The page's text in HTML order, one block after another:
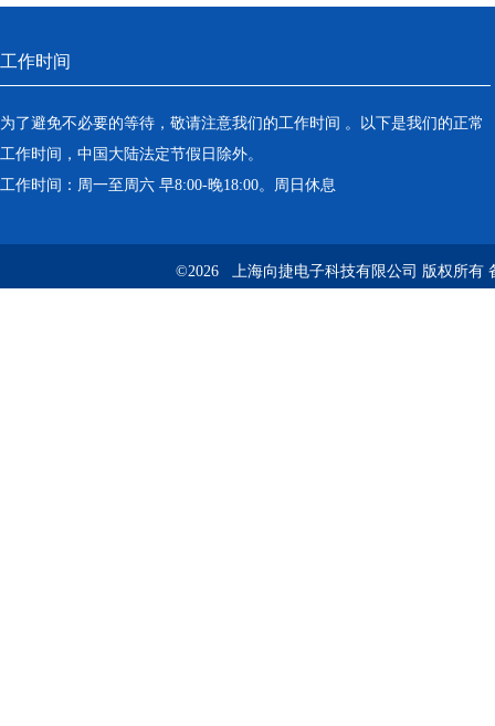
工作时间
为了避免不必要的等待，敬请注意我们的工作时间 。以下是我们的正常
工作时间，中国大陆法定节假日除外。
工作时间：周一至周六 早8:00-晚18:00。周日休息
©2026 上海向捷电子科技有限公司 版权所有